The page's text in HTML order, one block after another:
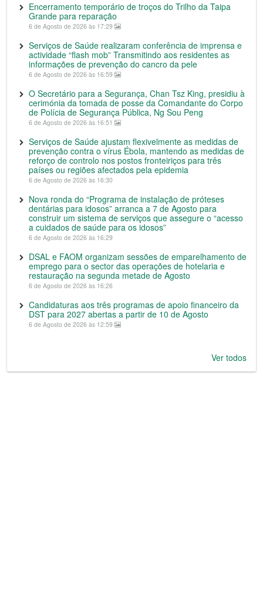
Encerramento temporário de troços do Trilho da Taipa
Grande para reparação
6 de Agosto de 2026 às 17:29
Serviços de Saúde realizaram conferência de imprensa e
actividade “flash mob” Transmitindo aos residentes as
informações de prevenção do cancro da pele
6 de Agosto de 2026 às 16:59
O Secretário para a Segurança, Chan Tsz King, presidiu à
cerimónia da tomada de posse da Comandante do Corpo
de Polícia de Segurança Pública, Ng Sou Peng
6 de Agosto de 2026 às 16:51
Serviços de Saúde ajustam flexivelmente as medidas de
prevenção contra o vírus Ébola, mantendo as medidas de
reforço de controlo nos postos fronteiriços para três
países ou regiões afectados pela epidemia
6 de Agosto de 2026 às 16:30
Nova ronda do “Programa de instalação de próteses
dentárias para idosos” arranca a 7 de Agosto para
construir um sistema de serviços que assegure o “acesso
a cuidados de saúde para os idosos”
6 de Agosto de 2026 às 16:29
DSAL e FAOM organizam sessões de emparelhamento de
emprego para o sector das operações de hotelaria e
restauração na segunda metade de Agosto
6 de Agosto de 2026 às 16:26
Candidaturas aos três programas de apoio financeiro da
DST para 2027 abertas a partir de 10 de Agosto
6 de Agosto de 2026 às 12:59
Ver todos